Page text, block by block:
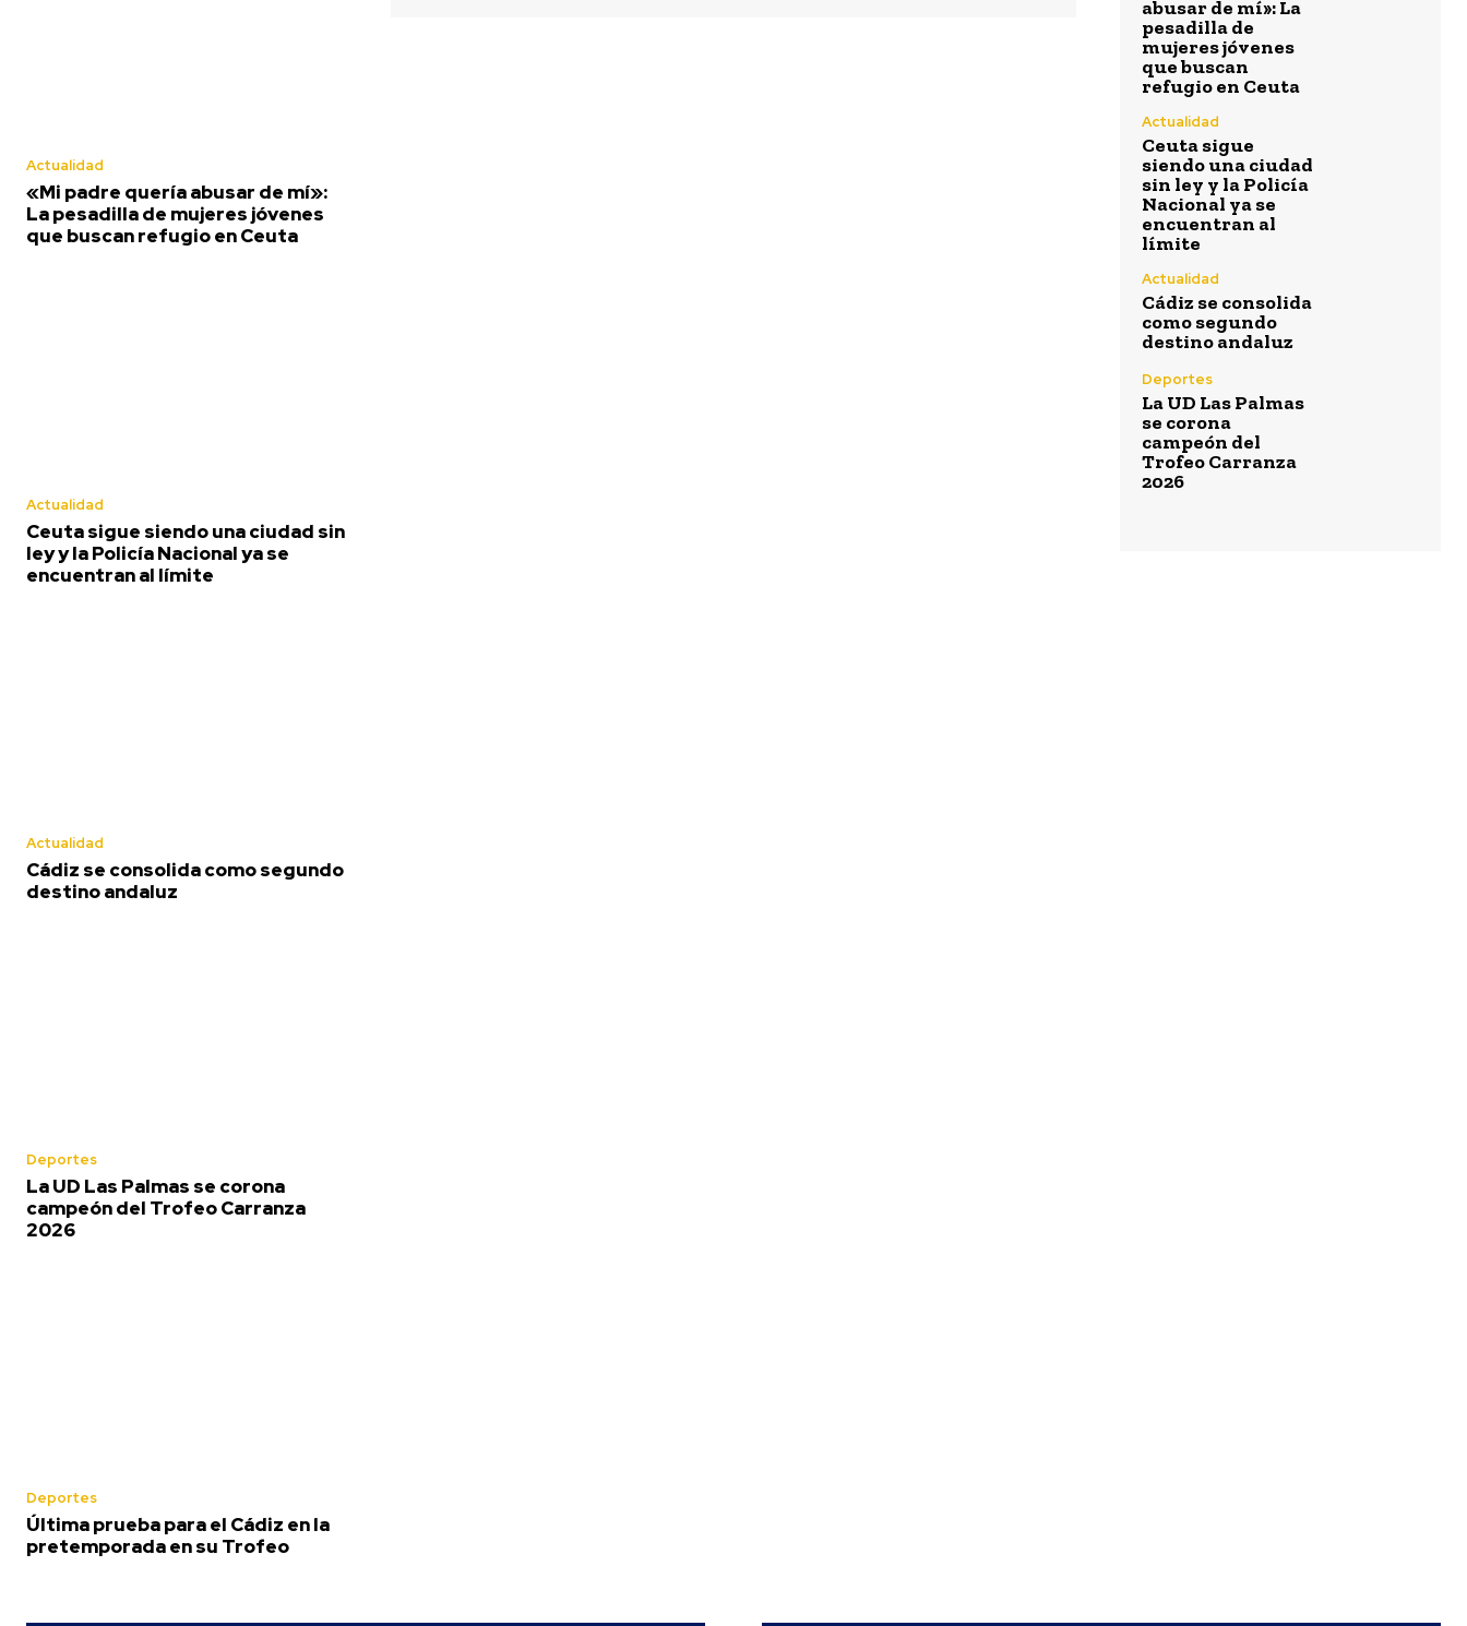
Actualidad
«Mi padre quería abusar de mí»:
La pesadilla de mujeres jóvenes
que buscan refugio en Ceuta
Actualidad
Ceuta sigue siendo una ciudad sin
ley y la Policía Nacional ya se
encuentran al límite
Actualidad
Cádiz se consolida como segundo
destino andaluz
Deportes
La UD Las Palmas se corona
campeón del Trofeo Carranza
2026
Deportes
Última prueba para el Cádiz en la
pretemporada en su Trofeo
abusar de mí»: La
pesadilla de
mujeres jóvenes
que buscan
refugio en Ceuta
Actualidad
Ceuta sigue
siendo una ciudad
sin ley y la Policía
Nacional ya se
encuentran al
límite
Actualidad
Cádiz se consolida
como segundo
destino andaluz
Deportes
La UD Las Palmas
se corona
campeón del
Trofeo Carranza
2026